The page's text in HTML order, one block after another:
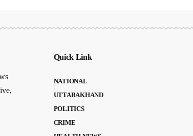
Quick Link
NATIONAL
UTTARAKHAND
POLITICS
CRIME